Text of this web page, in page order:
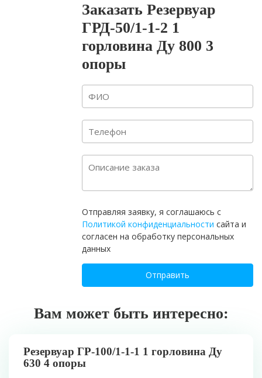
ЗаказатьРезервуар
ГРД-50/1-1-2 1
горловина Ду 800 3
опоры
Отправляя заявку, я соглашаюсь с
Политикой конфиденциальности сайта и
согласен на обработку персональных
данных
Отправить
Вам может быть интересно:
Резервуар ГР-100/1-1-1 1 горловина Ду
630 4 опоры